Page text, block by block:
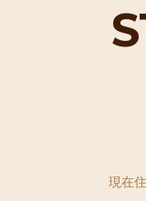
現在